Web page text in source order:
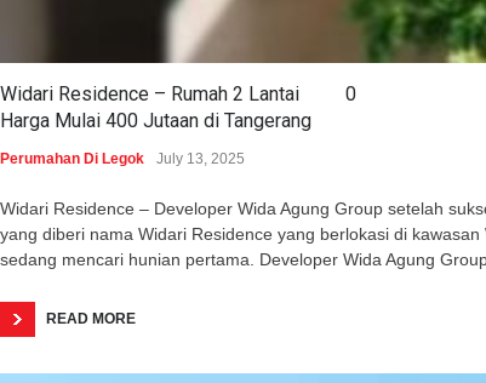
Widari Residence – Rumah 2 Lantai
Harga Mulai 400 Jutaan di Tangerang
0
Perumahan Di Legok July 13, 2025
Widari Residence – Developer Wida Agung Group setelah
yang diberi nama Widari Residence yang berlokasi di
sedang mencari hunian pertama. Developer Wida Agung
READ MORE